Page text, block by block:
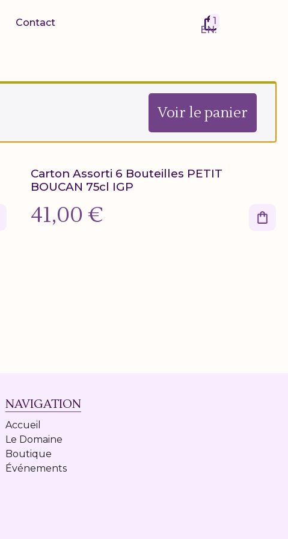
Contact 1
EN
Voir le panier
Carton Assorti 6 Bouteilles PETIT
BOUCAN 75cl IGP
41,00 €
NAVIGATION
Accueil
Le Domaine
Boutique
Événements